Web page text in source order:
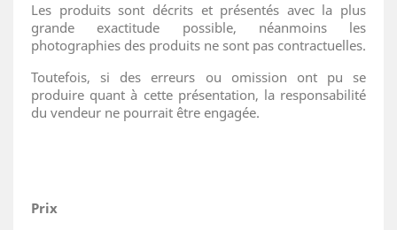
Les produits sont décrits et présentés avec la plus
grande exactitude possible, néanmoins les
photographies des produits ne sont pas contractuelles.
Toutefois, si des erreurs ou omission ont pu se
produire quant à cette présentation, la responsabilité
du vendeur ne pourrait être engagée.
Prix